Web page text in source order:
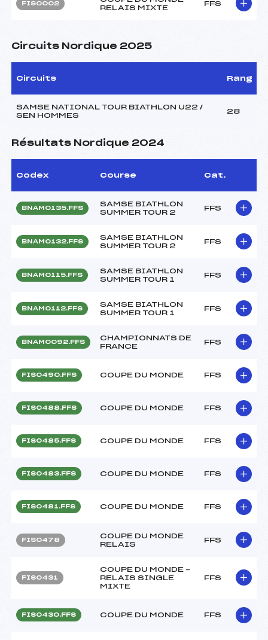
FIS0002
RELAIS MIXTE
FFS
Circuits Nordique 2025
Circuits Rang
SAMSE NATIONAL TOUR BIATHLON U22 /
SEN HOMMES
28
Résultats Nordique 2024
Codex Course Cat.
BNAM0135.FFS
SAMSE BIATHLON
SUMMER TOUR 2
FFS
BNAM0132.FFS
SAMSE BIATHLON
SUMMER TOUR 2
FFS
BNAM0115.FFS
SAMSE BIATHLON
SUMMER TOUR 1
FFS
BNAM0112.FFS
SAMSE BIATHLON
SUMMER TOUR 1
FFS
BNAM0092.FFS
CHAMPIONNATS DE
FRANCE
FFS
FIS0490.FFS COUPE DU MONDE FFS
FIS0488.FFS COUPE DU MONDE FFS
FIS0485.FFS COUPE DU MONDE FFS
FIS0483.FFS COUPE DU MONDE FFS
FIS0481.FFS COUPE DU MONDE FFS
FIS0478
COUPE DU MONDE
RELAIS
FFS
FIS0431
COUPE DU MONDE –
RELAIS SINGLE
MIXTE
FFS
FIS0430.FFS COUPE DU MONDE FFS